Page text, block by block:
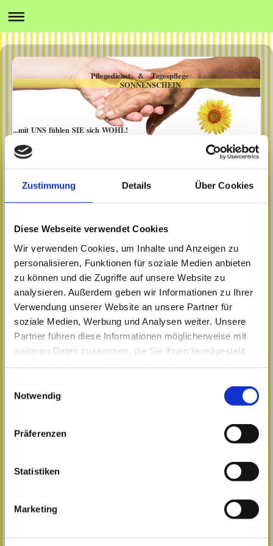
Zustimmung Details Über Cookies
Diese Webseite verwendet Cookies
Wir verwenden Cookies, um Inhalte und Anzeigen zu
personalisieren, Funktionen für soziale Medien anbieten
zu können und die Zugriffe auf unsere Website zu
analysieren. Außerdem geben wir Informationen zu Ihrer
Verwendung unserer Website an unsere Partner für
soziale Medien, Werbung und Analysen weiter. Unsere
Partner führen diese Informationen möglicherweise mit
weiteren Daten zusammen, die Sie ihnen bereitgestellt
Notwendig
Präferenzen
Statistiken
Marketing
Pflegedienst & Tagespflege
SONNENSCHEIN
...mit UNS fühlen SIE sich WOHL!
Unsere
Kooperationspartner
24-Stunden Betreuung und
PROMEDICA PLUS
www.promedicaplus.de/schwaebisch-hall
Teilen